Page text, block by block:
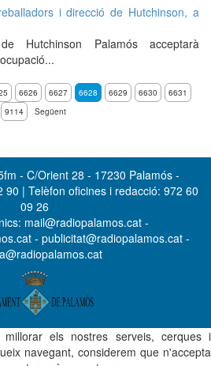
i direcció de Hutchinson, a
Hutchinson Palamós acceptarà
6626 6627 6628 6629 6630
6631
9114 Següent
- C/Orient 28 - 17230 Palamós -
90 | Telèfon oficines i redacció: 972 60
09 26
mail@radiopalamos.cat -
- publicitat@radiopalamos.cat -
els nostres serveis, cerques i
navegant, considerem que n'accepta